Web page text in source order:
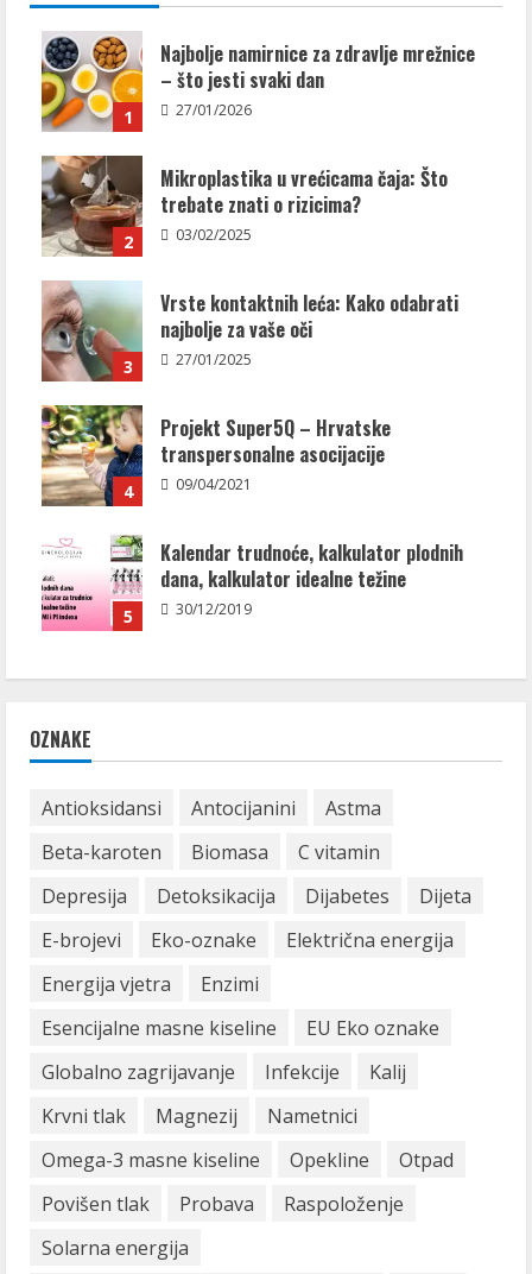
1
Najbolje namirnice za zdravlje mrežnice
– što jesti svaki dan
27/01/2026
2
Mikroplastika u vrećicama čaja: Što
trebate znati o rizicima?
03/02/2025
3
Vrste kontaktnih leća: Kako odabrati
najbolje za vaše oči
27/01/2025
4
Projekt Super5Q – Hrvatske
transpersonalne asocijacije
09/04/2021
5
Kalendar trudnoće, kalkulator plodnih
dana, kalkulator idealne težine
30/12/2019
OZNAKE
Antioksidansi Antocijanini
Astma
Beta-karoten
Biomasa
C vitamin
Depresija
Detoksikacija Dijabetes
Dijeta
E-brojevi
Eko-oznake
Električna energija
Energija vjetra
Enzimi
Esencijalne masne kiseline
EU Eko oznake
Globalno zagrijavanje
Infekcije
Kalij
Krvni tlak
Magnezij
Nametnici
Omega-3 masne kiseline
Opekline
Otpad
Povišen tlak
Probava
Raspoloženje
Solarna energija